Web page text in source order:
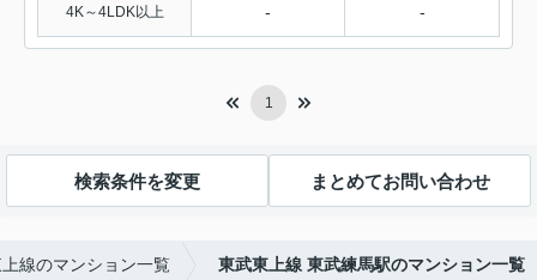
4K～4LDK以上 - -
1
検索条件を変更 まとめてお問い合わせ
線のマンション一覧 東武東上線 東武練馬駅のマンション一覧